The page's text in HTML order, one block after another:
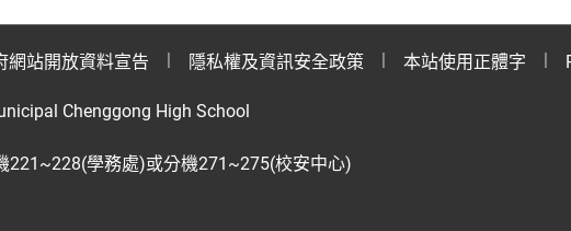
網站開放資料宣告 隱私權及資訊安全政策 本站使用正體字
Chenggong High School
221~228(學務處)或分機271~275(校安中心)